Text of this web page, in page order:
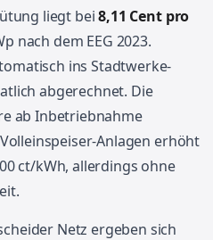
liegt bei8,11 Cent pro
nach dem EEG 2023.
ins Stadtwerke-
abgerechnet. Die
ab Inbetriebnahme
Anlagen erhöht
ct/kWh, allerdings ohne
Netz ergeben sich